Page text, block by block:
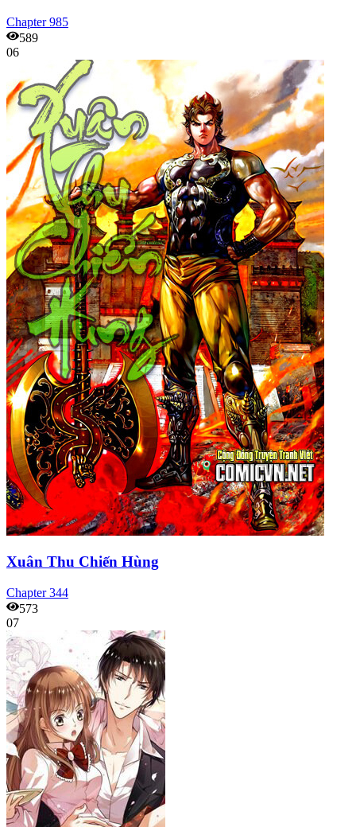
Chapter985
589
06
Xuân Thu Chiến Hùng
Chapter344
573
07